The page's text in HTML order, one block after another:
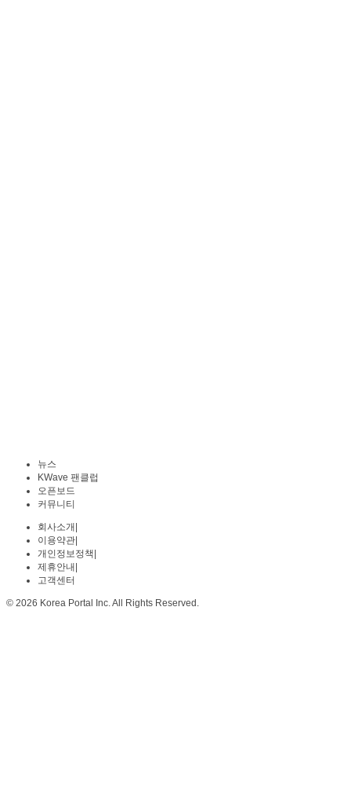
뉴스
KWave 팬클럽
오픈보드
커뮤니티
회사소개
이용약관
개인정보정책
제휴안내
고객센터
© 2026 Korea Portal Inc. All Rights Reserved.